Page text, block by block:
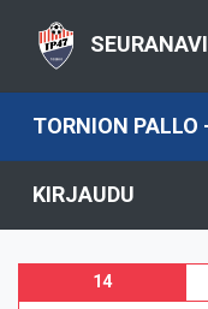
TORNION PALLO
KIRJAUDU
14